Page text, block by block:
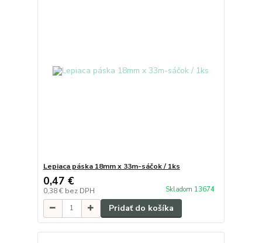
Lepiaca páska 18mm x 33m-sáčok / 1ks
0,47 €
0,38 € bez DPH Skladom 13674
Pridať do košíka